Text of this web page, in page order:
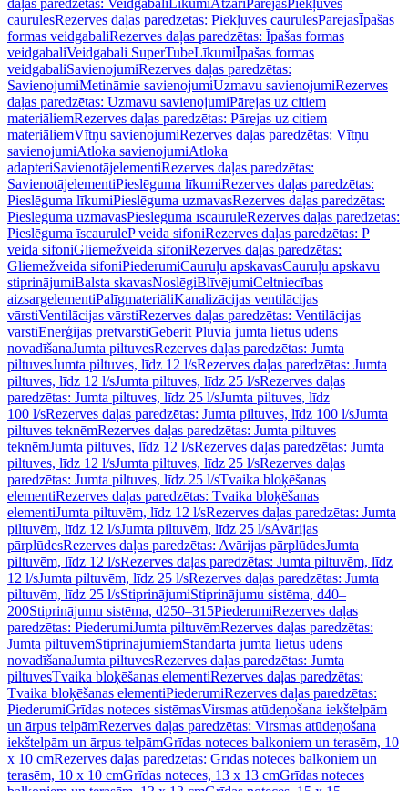
daļas paredzētas: Veidgabali LīkumiAtzari PārejasPiekļuves
caurulesRezerves daļas paredzētas: Piekļuves caurulesPārejasĪpašas
formas veidgabaliRezerves daļas paredzētas: Īpašas formas
veidgabaliVeidgabali SuperTubeLīkumiĪpašas formas
veidgabaliSavienojumiRezerves daļas paredzētas:
SavienojumiMetināmie savienojumiUzmavu savienojumiRezerves
daļas paredzētas: Uzmavu savienojumiPārejas uz citiem
materiāliemRezerves daļas paredzētas: Pārejas uz citiem
materiāliemVītņu savienojumiRezerves daļas paredzētas: Vītņu
savienojumiAtloka savienojumiAtloka
adapteriSavienotājelementiRezerves daļas paredzētas:
SavienotājelementiPieslēguma līkumiRezerves daļas paredzētas:
Pieslēguma līkumiPieslēguma uzmavasRezerves daļas paredzētas:
Pieslēguma uzmavasPieslēguma īscauruleRezerves daļas paredzētas:
Pieslēguma īscauruleP veida sifoniRezerves daļas paredzētas: P
veida sifoniGliemežveida sifoniRezerves daļas paredzētas:
Gliemežveida sifoniPiederumiCauruļu apskavasCauruļu apskavu
stiprinājumiBalsta skavasNoslēgiBlīvējumiCeltniecības
aizsargelementiPalīgmateriāliKanalizācijas ventilācijas
vārstiVentilācijas vārstiRezerves daļas paredzētas: Ventilācijas
vārstiEnerģijas pretvārstiGeberit Pluvia jumta lietus ūdens
novadīšanaJumta piltuvesRezerves daļas paredzētas: Jumta
piltuvesJumta piltuves, līdz 12 l/sRezerves daļas paredzētas: Jumta
piltuves, līdz 12 l/sJumta piltuves, līdz 25 l/sRezerves daļas
paredzētas: Jumta piltuves, līdz 25 l/sJumta piltuves, līdz
100 l/sRezerves daļas paredzētas: Jumta piltuves, līdz 100 l/sJumta
piltuves teknēmRezerves daļas paredzētas: Jumta piltuves
teknēmJumta piltuves, līdz 12 l/sRezerves daļas paredzētas: Jumta
piltuves, līdz 12 l/sJumta piltuves, līdz 25 l/sRezerves daļas
paredzētas: Jumta piltuves, līdz 25 l/sTvaika bloķēšanas
elementiRezerves daļas paredzētas: Tvaika bloķēšanas
elementiJumta piltuvēm, līdz 12 l/sRezerves daļas paredzētas: Jumta
piltuvēm, līdz 12 l/sJumta piltuvēm, līdz 25 l/sAvārijas
pārplūdesRezerves daļas paredzētas: Avārijas pārplūdesJumta
piltuvēm, līdz 12 l/sRezerves daļas paredzētas: Jumta piltuvēm, līdz
12 l/sJumta piltuvēm, līdz 25 l/sRezerves daļas paredzētas: Jumta
piltuvēm, līdz 25 l/sStiprinājumiStiprinājumu sistēma, d40–
200Stiprinājumu sistēma, d250–315PiederumiRezerves daļas
paredzētas: PiederumiJumta piltuvēmRezerves daļas paredzētas:
Jumta piltuvēmStiprinājumiemStandarta jumta lietus ūdens
novadīšanaJumta piltuvesRezerves daļas paredzētas: Jumta
piltuvesTvaika bloķēšanas elementiRezerves daļas paredzētas:
Tvaika bloķēšanas elementiPiederumiRezerves daļas paredzētas:
PiederumiGrīdas noteces sistēmasVirsmas atūdeņošana iekštelpām
un ārpus telpāmRezerves daļas paredzētas: Virsmas atūdeņošana
iekštelpām un ārpus telpāmGrīdas noteces balkoniem un terasēm, 10
x 10 cmRezerves daļas paredzētas: Grīdas noteces balkoniem un
terasēm, 10 x 10 cmGrīdas noteces, 13 x 13 cmGrīdas noteces